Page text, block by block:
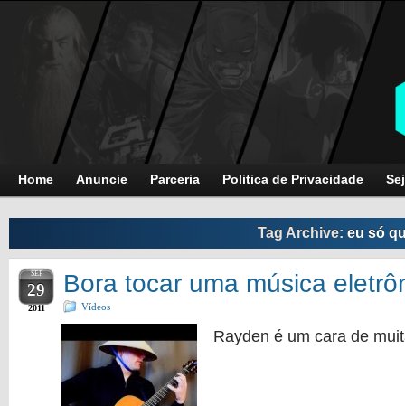
Home Anuncie Parceria Politica de Privacidade
Tag Archive: eu só
SEP
29
2011
Bora tocar uma música
Vídeos
Rayden é um cara de